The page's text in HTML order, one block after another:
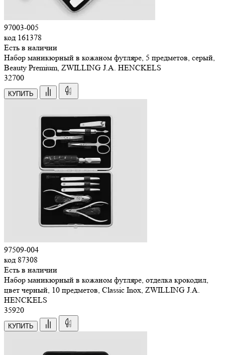
97003-005
код 161378
Есть в наличии
Набор маникюрный в кожаном футляре, 5 предметов, серый,
Beauty Premium, ZWILLING J.A. HENCKELS
32700
КУПИТЬ
97509-004
код 87308
Есть в наличии
Набор маникюрный в кожаном футляре, отделка крокодил,
цвет черный, 10 предметов, Classic Inox, ZWILLING J.A.
HENCKELS
35920
КУПИТЬ